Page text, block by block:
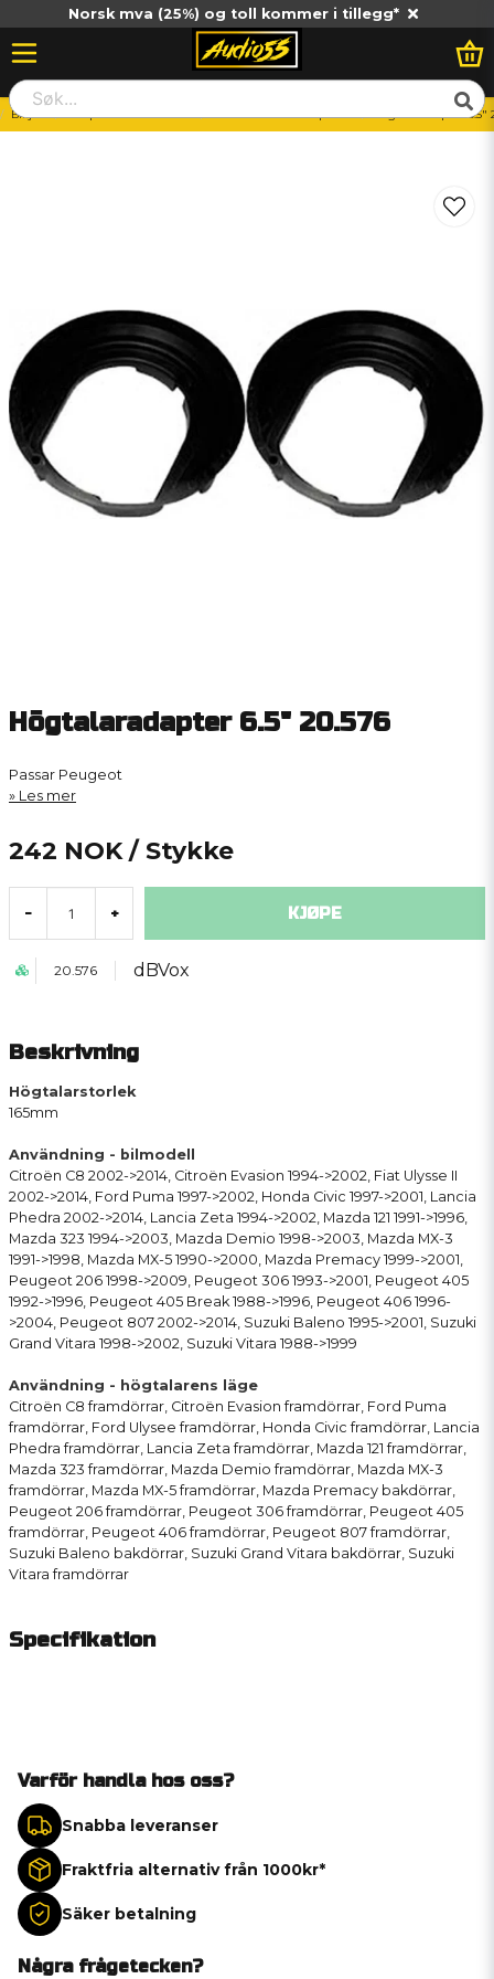
Norsk mva (25%) og toll kommer i tillegg*
Billjud Vad passar till min bil? Osorterat modellanpassat Högtalaradapter 6.5"
Högtalaradapter 6.5" 20.576
Passar Peugeot
Les mer
242 NOK / Stykke
- + KJØPE
20.576 dBVox
Beskrivning
Högtalarstorlek
165mm
Användning - bilmodell
Citroën C8 2002->2014, Citroën Evasion 1994->2002, Fiat Ulysse II
2002->2014, Ford Puma 1997->2002, Honda Civic 1997->2001, Lancia
Phedra 2002->2014, Lancia Zeta 1994->2002, Mazda 121 1991->1996,
Mazda 323 1994->2003, Mazda Demio 1998->2003, Mazda MX-3
1991->1998, Mazda MX-5 1990->2000, Mazda Premacy 1999->2001,
Peugeot 206 1998->2009, Peugeot 306 1993->2001, Peugeot 405
1992->1996, Peugeot 405 Break 1988->1996, Peugeot 406 1996-
>2004, Peugeot 807 2002->2014, Suzuki Baleno 1995->2001, Suzuki
Grand Vitara 1998->2002, Suzuki Vitara 1988->1999
Användning - högtalarens läge
Citroën C8 framdörrar, Citroën Evasion framdörrar, Ford Puma
framdörrar, Ford Ulysee framdörrar, Honda Civic framdörrar, Lancia
Phedra framdörrar, Lancia Zeta framdörrar, Mazda 121 framdörrar,
Mazda 323 framdörrar, Mazda Demio framdörrar, Mazda MX-3
framdörrar, Mazda MX-5 framdörrar, Mazda Premacy bakdörrar,
Peugeot 206 framdörrar, Peugeot 306 framdörrar, Peugeot 405
framdörrar, Peugeot 406 framdörrar, Peugeot 807 framdörrar,
Suzuki Baleno bakdörrar, Suzuki Grand Vitara bakdörrar, Suzuki
Vitara framdörrar
Specifikation
Varför handla hos oss?
Snabba leveranser
Fraktfria alternativ från 1000kr*
Säker betalning
Några frågetecken?